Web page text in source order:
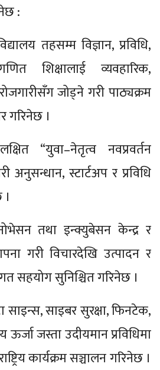
:
तहसम्म विज्ञान, प्रविधि,
शिक्षालाई व्यवहारिक,
जोड्ने गरी पाठ्यक्रम
गरिनेछ ।
“युवा–नेतृत्व नवप्रवर्तन
अनुसन्धान, स्टार्टअप र प्रविधि
तथा इन्क्युबेसन केन्द्र र
गरी विचारदेखि उत्पादन र
सहयोग सुनिश्चित गरिनेछ ।
साइन्स, साइबर सुरक्षा, फिनटेक,
जस्ता उदीयमान प्रविधिमा
कार्यक्रम सञ्चालन गरिनेछ ।